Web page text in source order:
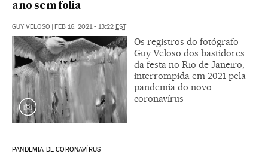
ano sem folia
GUY VELOSO | FEB 16, 2021 - 13:22 EST
Os registros do fotógrafo
Guy Veloso dos bastidores
da festa no Rio de Janeiro,
interrompida em 2021 pela
pandemia do novo
coronavírus
PANDEMIA DE CORONAVÍRUS